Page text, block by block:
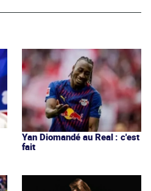
Yan Diomandé au Real : c'est
fait